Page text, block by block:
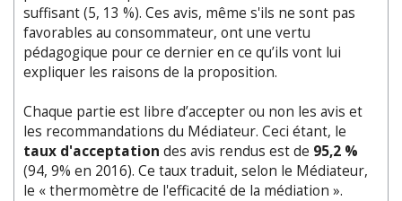
suffisant (5, 13 %). Ces avis, même s'ils ne sont pas
favorables au consommateur, ont une vertu
pédagogique pour ce dernier en ce qu’ils vont lui
expliquer les raisons de la proposition.
Chaque partie est libre d’accepter ou non les avis et
les recommandations du Médiateur. Ceci étant, le
taux d'acceptation des avis rendus est de 95,2 %
(94, 9% en 2016). Ce taux traduit, selon le Médiateur,
le « thermomètre de l'efficacité de la médiation ».